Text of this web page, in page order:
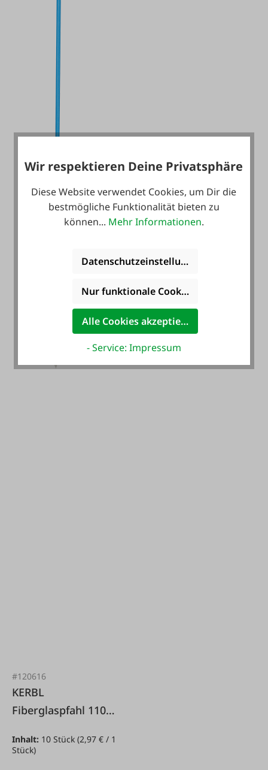
#120616
KERBL
Fiberglaspfahl 110
Inhalt: 10 Stück (2,97 € / 1
Stück)
Wir respektieren Deine Privatsphäre
Diese Website verwendet Cookies, um Dir die
bestmögliche Funktionalität bieten zu
können... Mehr Informationen.
Datenschutzeinstellungen
Nur funktionale Cookies akzeptieren
Alle Cookies akzeptieren
- Service: Impressum